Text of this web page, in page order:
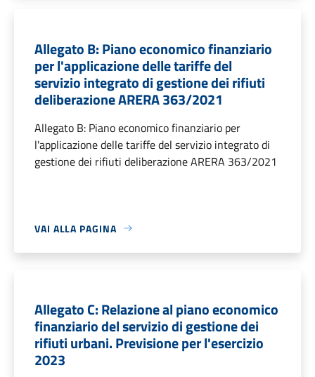
Allegato B: Piano economico finanziario
per l'applicazione delle tariffe del
servizio integrato di gestione dei rifiuti
deliberazione ARERA 363/2021
Allegato B: Piano economico finanziario per
l'applicazione delle tariffe del servizio integrato di
gestione dei rifiuti deliberazione ARERA 363/2021
VAI ALLA PAGINA
Allegato C: Relazione al piano economico
finanziario del servizio di gestione dei
rifiuti urbani. Previsione per l'esercizio
2023